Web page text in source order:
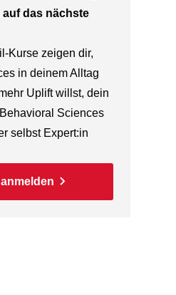
das nächste
Kurse zeigen dir,
in deinem Alltag
Uplift willst, dein
Sciences
selbst Expert:in